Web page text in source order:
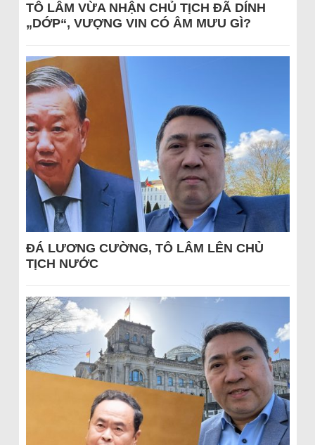
TÔ LÂM VỪA NHẬN CHỦ TỊCH ĐÃ DÍNH
„DỚP“, VƯỢNG VIN CÓ ÂM MƯU GÌ?
ĐÁ LƯƠNG CƯỜNG, TÔ LÂM LÊN CHỦ
TỊCH NƯỚC